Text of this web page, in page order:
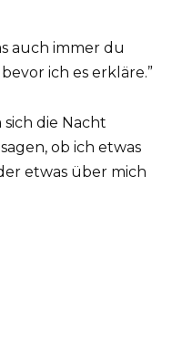
auch immer du
ich es erkläre.”
die Nacht
ob ich etwas
etwas über mich